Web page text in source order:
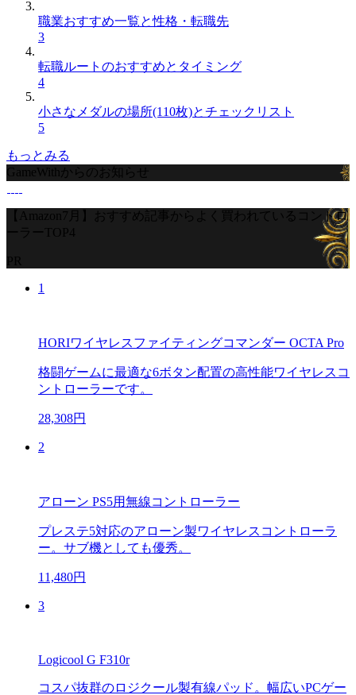
職業おすすめ一覧と性格・転職先
3
転職ルートのおすすめとタイミング
4
小さなメダルの場所(110枚)とチェックリスト
5
もっとみる
GameWithからのお知らせ
【Amazon7月】おすすめ記事からよく買われているコントロ
ーラーTOP4
PR
1
HORIワイヤレスファイティングコマンダー OCTA Pro
格闘ゲームに最適な6ボタン配置の高性能ワイヤレスコ
ントローラーです。
28,308円
2
アローン PS5用無線コントローラー
プレステ5対応のアローン製ワイヤレスコントローラ
ー。サブ機としても優秀。
11,480円
3
Logicool G F310r
コスパ抜群のロジクール製有線パッド。幅広いPCゲー